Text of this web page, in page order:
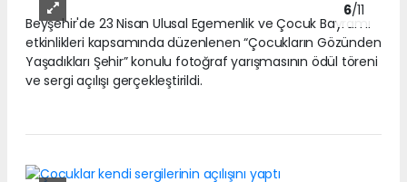
6/11
Beyşehir'de 23 Nisan Ulusal Egemenlik ve Çocuk Bayramı
etkinlikleri kapsamında düzenlenen “Çocukların Gözünden
Yaşadıkları Şehir” konulu fotoğraf yarışmasının ödül töreni
ve sergi açılışı gerçekleştirildi.